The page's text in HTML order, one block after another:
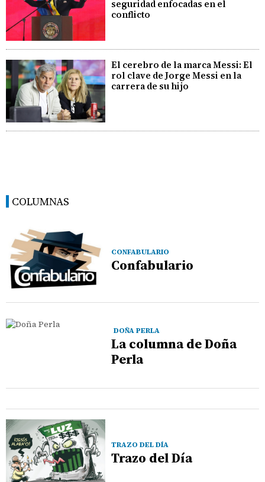
seguridad enfocadas en el
conflicto
El cerebro de la marca Messi: El
rol clave de Jorge Messi en la
carrera de su hijo
COLUMNAS
CONFABULARIO
Confabulario
DOÑA PERLA
La columna de Doña
Perla
TRAZO DEL DÍA
Trazo del Día